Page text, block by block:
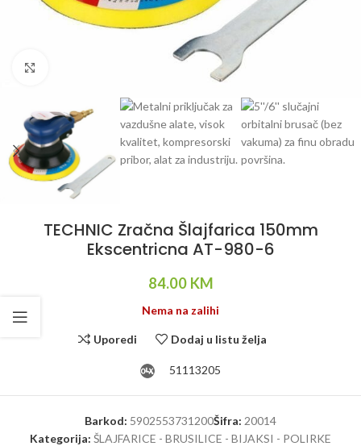
TECHNIC Zračna Šlajfarica 150mm
Ekscentricna AT-980-6
84.00 KM
Nema na zalihi
Uporedi Dodaj u listu želja
51113205
Barkod: 5902553731200Šifra: 20014
Kategorija: ŠLAJFARICE - BRUSILICE - BIJAKSI - POLIRKE